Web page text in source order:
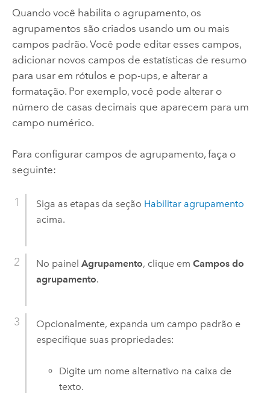
Quando você habilita o agrupamento, os
agrupamentos são criados usando um ou mais
campos padrão. Você pode editar esses campos,
adicionar novos campos de estatísticas de resumo
para usar em rótulos e pop-ups, e alterar a
formatação. Por exemplo, você pode alterar o
número de casas decimais que aparecem para um
campo numérico.
Para configurar campos de agrupamento, faça o
seguinte:
Siga as etapas da seção Habilitar agrupamento
acima.
No painel Agrupamento, clique em Campos do
agrupamento.
Opcionalmente, expanda um campo padrão e
especifique suas propriedades:
Digite um nome alternativo na caixa de
texto.